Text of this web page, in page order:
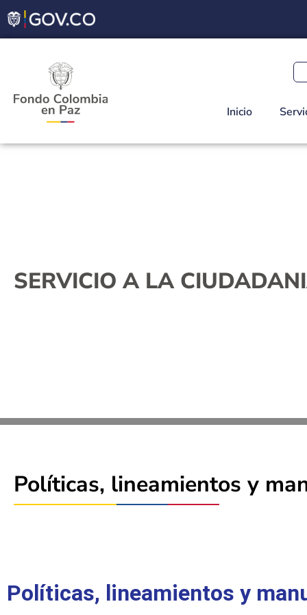
Inicio
SERVICIO A LA
Políticas, lineamientos y
Políticas, lineamientos y